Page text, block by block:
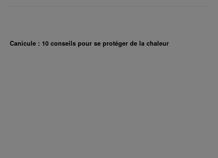
Canicule : 10 conseils pour se protéger de la chaleur